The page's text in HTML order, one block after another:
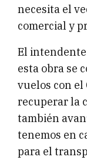
necesita el
comercial y
El intendente
esta obra se
vuelos con
recuperar la
también
tenemos en
para el